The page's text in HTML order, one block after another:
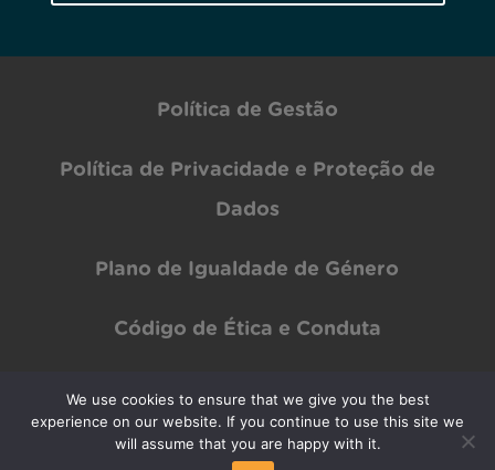
Política de Gestão
Política de Privacidade e Proteção de
Dados
Plano de Igualdade de Género
Código de Ética e Conduta
Copyright © INOV Inesc 2024 All rights Reserved | Designed byPAR Design
We use cookies to ensure that we give you the best
experience on our website. If you continue to use this site we
will assume that you are happy with it.